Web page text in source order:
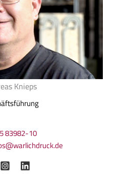
Knieps
83982-10